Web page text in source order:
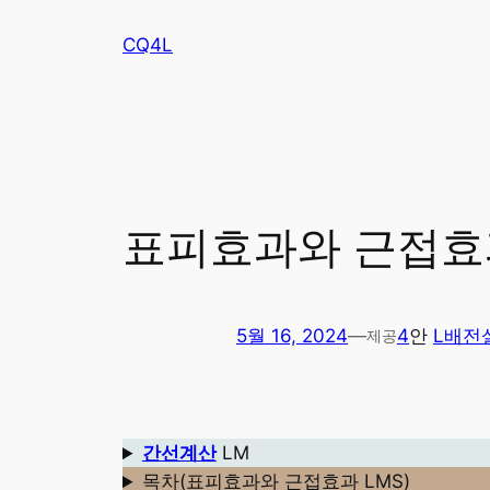
CQ4L
표피효과와 근접
5월 16, 2024—제공4안 L배전
간선계산LM
목차(표피효과와 근접효과 LMS)